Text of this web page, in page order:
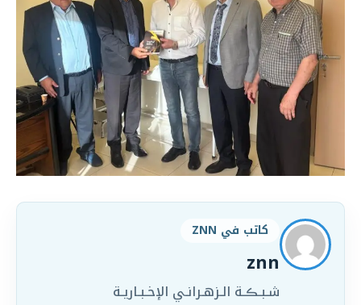
كاتب في ZNN
znn
شـبـڪـة الـزهـرانـي الإخـبـاريـة